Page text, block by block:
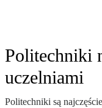
Politechniki
uczelniami
Politechniki są